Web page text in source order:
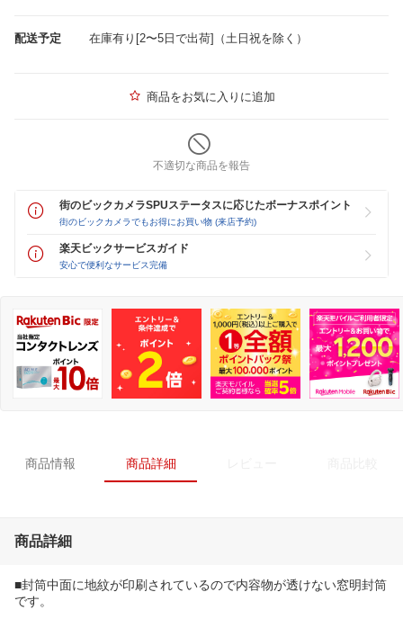
配送予定 在庫有り[2〜5日で出荷]（土日祝を除く）
商品をお気に入りに追加
不適切な商品を報告
街のビックカメラSPUステータスに応じたボーナスポイント
街のビックカメラでもお得にお買い物 (来店予約)
楽天ビックサービスガイド
安心で便利なサービス完備
商品情報 商品詳細
商品詳細
■封筒中面に地紋が印刷されているので内容物が透けない窓明封筒
です。